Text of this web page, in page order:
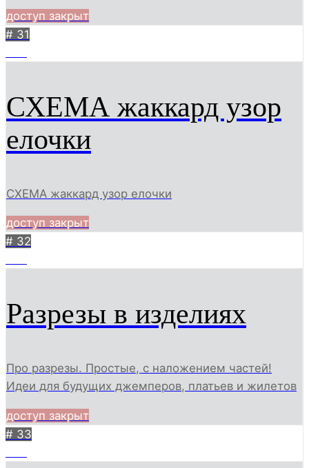
доступ закрыт
# 31
СХЕМА жаккард узор
елочки
СХЕМА жаккард узор елочки
доступ закрыт
# 32
Разрезы в изделиях
Про разрезы. Простые, с наложением частей!
Идеи для будущих джемперов, платьев и жилетов
доступ закрыт
# 33